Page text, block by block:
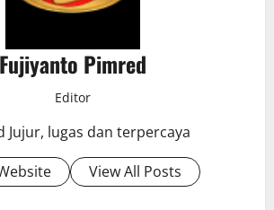
Fujiyanto Pimred
Editor
Jujur, lugas dan terpercaya
View All Posts